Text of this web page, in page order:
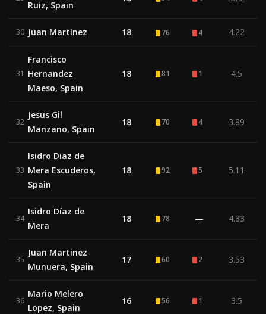
Ruiz, Spain
30 Juan Martínez 18 76 4 4.22
31
Francisco
Hernandez
Maeso, Spain
18 81 1 4.5
32
Jesus Gil
Manzano, Spain
18 70 4 3.89
33
Isidro Diaz de
Mera Escuderos,
Spain
18 92 5 5.11
34
Isidro Díaz de
Mera
18 78 — 4.33
35
Juan Martinez
Munuera, Spain
17 60 2 3.53
36
Mario Melero
Lopez, Spain
16 56 1 3.5